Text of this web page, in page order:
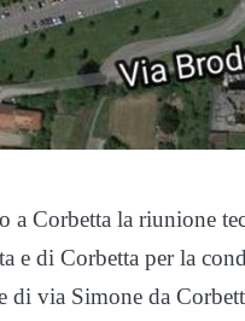
a Corbetta la riunione
e di Corbetta per la
di via Simone da